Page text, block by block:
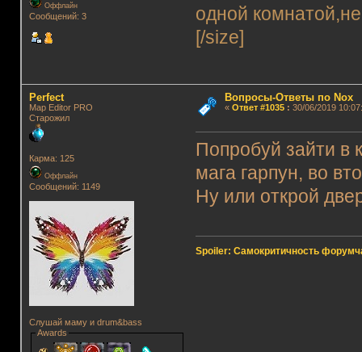
Оффлайн
Сообщений: 3
одной
[/size]
Perfect
Map Editor PRO
Старожил
Карма: 125
Оффлайн
Сообщений: 1149
Слушай маму и drum&bass
Awards
Вопросы-Ответы по Nox
« Ответ #1035: 30/06/2019
Попробуй зайти в
мага гарпун, во
Ну или открой
Spoiler: Самокритичность